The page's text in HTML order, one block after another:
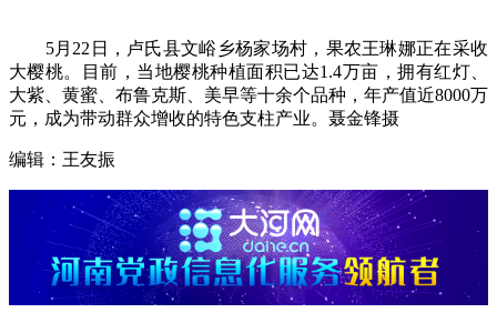
5月22日，卢氏县文峪乡杨家场村，果农王琳娜正在采收
大樱桃。目前，当地樱桃种植面积已达1.4万亩，拥有红灯、
大紫、黄蜜、布鲁克斯、美早等十余个品种，年产值近8000万
元，成为带动群众增收的特色支柱产业。聂金锋摄
编辑：王友振